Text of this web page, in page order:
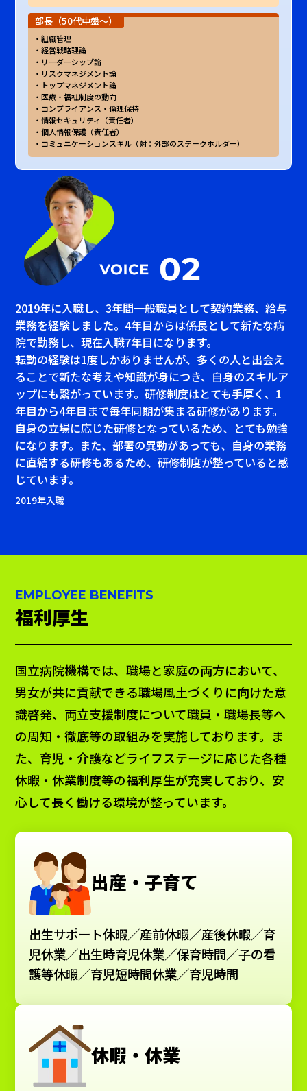
部長（50代中盤～）
組織管理
経営戦略理論
リーダーシップ論
リスクマネジメント論
トップマネジメント論
医療・福祉制度の動向
コンプライアンス・倫理保持
情報セキュリティ（責任者）
個人情報保護（責任者）
コミュニケーションスキル（対：外部のステークホルダー）
2019年に入職し、3年間一般職員として契約業務、給与
業務を経験しました。4年目からは係長として新たな病
院で勤務し、現在入職7年目になります。
転勤の経験は1度しかありませんが、多くの人と出会え
ることで新たな考えや知識が身につき、自身のスキルア
ップにも繋がっています。研修制度はとても手厚く、1
年目から4年目まで毎年同期が集まる研修があります。
自身の立場に応じた研修となっているため、とても勉強
になります。また、部署の異動があっても、自身の業務
に直結する研修もあるため、研修制度が整っていると感
じています。
2019年入職
EMPLOYEE BENEFITS
福利厚生
国立病院機構では、職場と家庭の両方において、
男女が共に貢献できる職場風土づくりに向けた意
識啓発、両立支援制度について職員・職場長等へ
の周知・徹底等の取組みを実施しております。ま
た、育児・介護などライフステージに応じた各種
休暇・休業制度等の福利厚生が充実しており、安
心して長く働ける環境が整っています。
出産・子育て
出生サポート休暇／産前休暇／産後休暇／育
児休業／出生時育児休業／保育時間／子の看
護等休暇／育児短時間休業／育児時間
休暇・休業